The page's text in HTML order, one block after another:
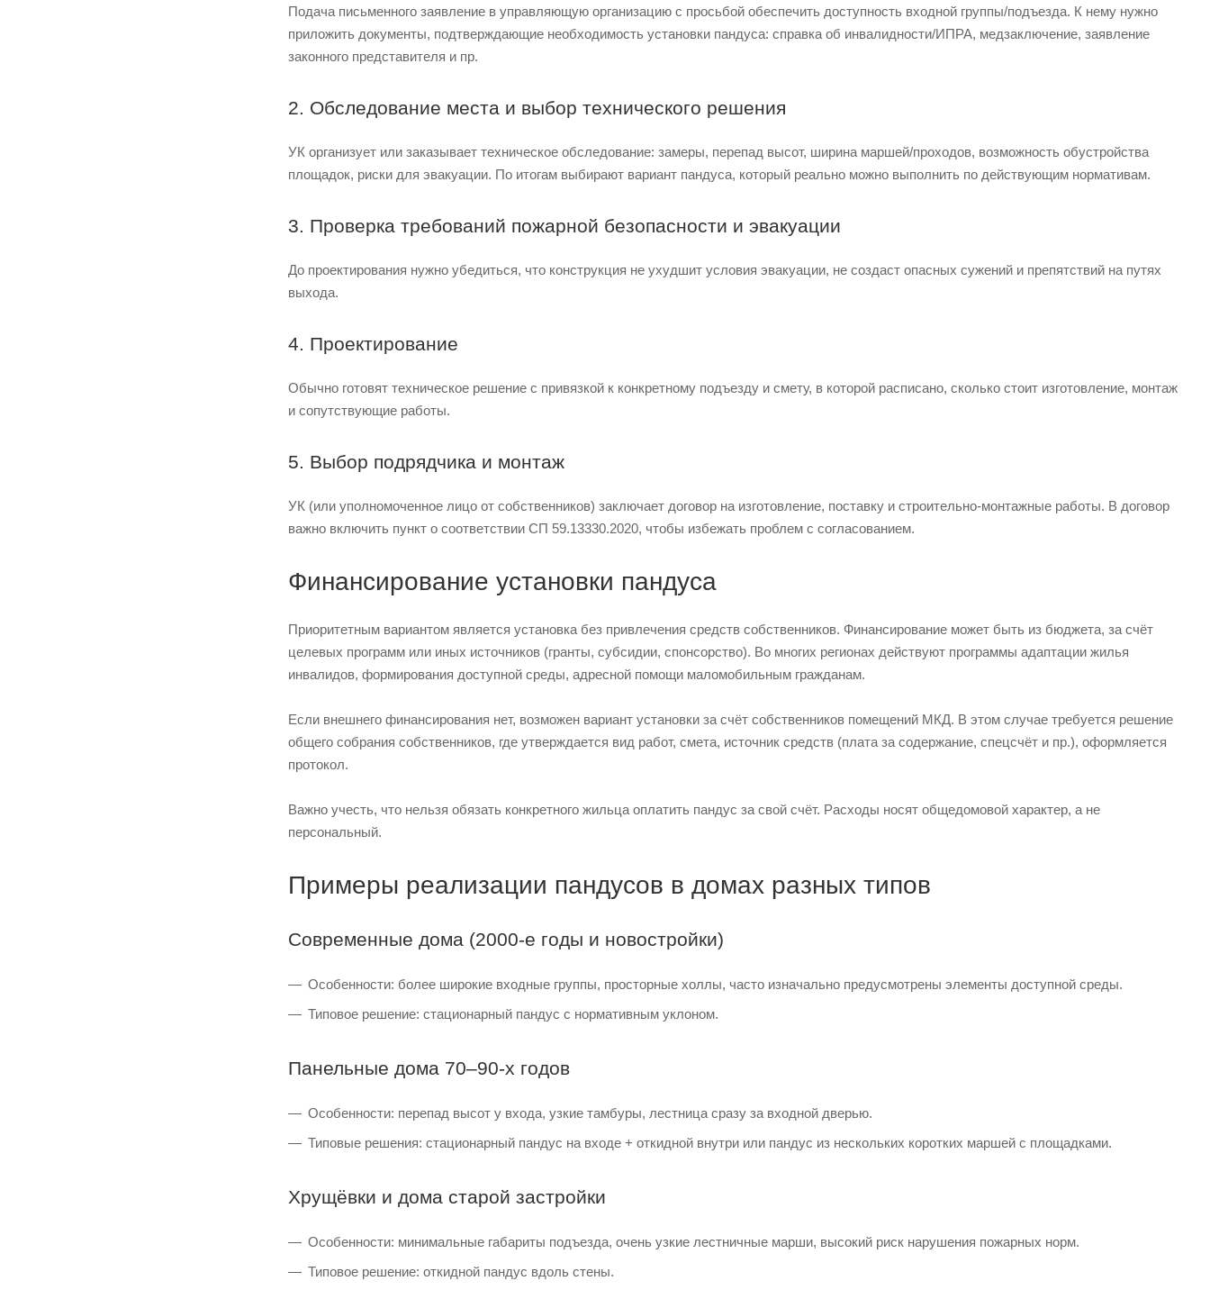
Подача письменного заявление в управляющую организацию с просьбой обеспечить доступность входной группы/подъезда. К нему нужно
приложить документы, подтверждающие необходимость установки пандуса: справка об инвалидности/ИПРА, медзаключение, заявление
законного представителя и пр.
2. Обследование места и выбор технического решения
УК организует или заказывает техническое обследование: замеры, перепад высот, ширина маршей/проходов, возможность обустройства
площадок, риски для эвакуации. По итогам выбирают вариант пандуса, который реально можно выполнить по действующим нормативам.
3. Проверка требований пожарной безопасности и эвакуации
До проектирования нужно убедиться, что конструкция не ухудшит условия эвакуации, не создаст опасных сужений и препятствий на путях
выхода.
4. Проектирование
Обычно готовят техническое решение с привязкой к конкретному подъезду и смету, в которой расписано, сколько стоит изготовление, монтаж
и сопутствующие работы.
5. Выбор подрядчика и монтаж
УК (или уполномоченное лицо от собственников) заключает договор на изготовление, поставку и строительно-монтажные работы. В договор
важно включить пункт о соответствии СП 59.13330.2020, чтобы избежать проблем с согласованием.
Финансирование установки пандуса
Приоритетным вариантом является установка без привлечения средств собственников. Финансирование может быть из бюджета, за счёт
целевых программ или иных источников (гранты, субсидии, спонсорство). Во многих регионах действуют программы адаптации жилья
инвалидов, формирования доступной среды, адресной помощи маломобильным гражданам.
Если внешнего финансирования нет, возможен вариант установки за счёт собственников помещений МКД. В этом случае требуется решение
общего собрания собственников, где утверждается вид работ, смета, источник средств (плата за содержание, спецсчёт и пр.), оформляется
протокол.
Важно учесть, что нельзя обязать конкретного жильца оплатить пандус за свой счёт. Расходы носят общедомовой характер, а не
персональный.
Примеры реализации пандусов в домах разных типов
Современные дома (2000-е годы и новостройки)
Особенности: более широкие входные группы, просторные холлы, часто изначально предусмотрены элементы доступной среды.
Типовое решение: стационарный пандус с нормативным уклоном.
Панельные дома 70–90-х годов
Особенности: перепад высот у входа, узкие тамбуры, лестница сразу за входной дверью.
Типовые решения: стационарный пандус на входе + откидной внутри или пандус из нескольких коротких маршей с площадками.
Хрущёвки и дома старой застройки
Особенности: минимальные габариты подъезда, очень узкие лестничные марши, высокий риск нарушения пожарных норм.
Типовое решение: откидной пандус вдоль стены.